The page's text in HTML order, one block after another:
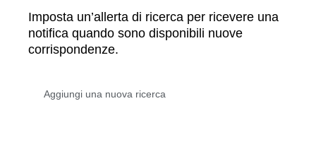
Imposta un’allerta di ricerca per ricevere una
notifica quando sono disponibili nuove
corrispondenze.